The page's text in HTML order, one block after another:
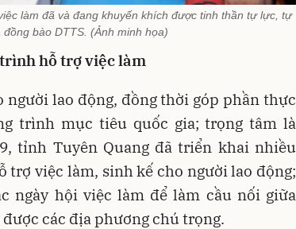
làm đã và đang khuyến khích được tinh thần tự lực, tự
đồng bào DTTS. (Ảnh minh họa)
hỗ trợ việc làm
người lao động, đồng thời góp phần thực
trình mục tiêu quốc gia; trọng tâm là
tỉnh Tuyên Quang đã triển khai nhiều
trợ việc làm, sinh kế cho người lao động;
ngày hội việc làm để làm cầu nối giữa
các địa phương chú trọng.